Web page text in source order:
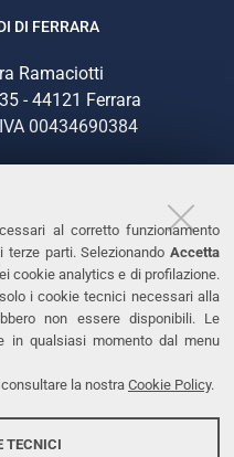
al corretto funzionamento
parti. Selezionando Accetta
cookie analytics e di profilazione.
i cookie tecnici necessari alla
non essere disponibili. Le
in qualsiasi momento dal menu
la nostra Cookie Policy.
TECNICI
DI FERRARA
Ramaciotti
- 44121 Ferrara
00434690384